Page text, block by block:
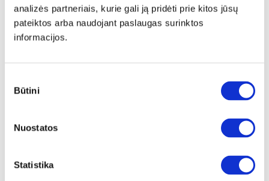
analizės partneriais, kurie gali ją pridėti prie kitos jūsų
pateiktos arba naudojant paslaugas surinktos
informacijos.
pasirinkimas
Būtini
Nuostatos
Statistika
SALLY-90 (III gr.) lova-tachta (Toro-35) D
Išmatavimai: A:91cmP: 99cmG:210cm